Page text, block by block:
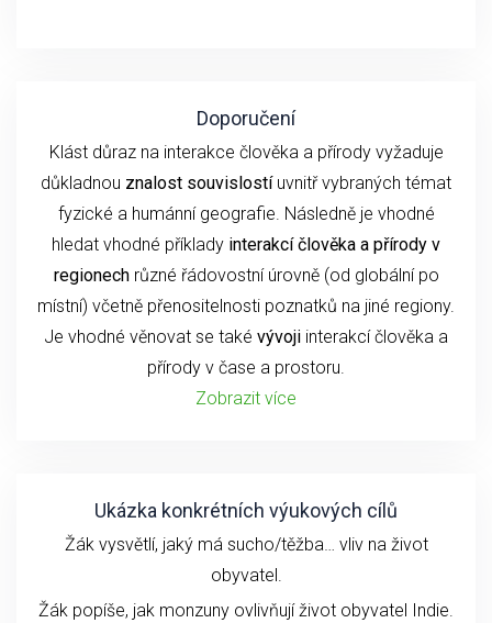
Doporučení
Klást důraz na interakce člověka a přírody vyžaduje
důkladnou znalost souvislostíuvnitř vybraných témat
fyzické a humánní geografie. Následně je vhodné
hledat vhodné příklady interakcí člověka a přírody v
regionechrůzné řádovostní úrovně (od globální po
místní) včetně přenositelnosti poznatků na jiné regiony.
Je vhodné věnovat se také vývoji interakcí člověka a
přírody v čase a prostoru.
Zobrazit více
Ukázka konkrétních výukových cílů
Žák vysvětlí, jaký má sucho/těžba… vliv na život
obyvatel.
Žák popíše, jak monzuny ovlivňují život obyvatel Indie.